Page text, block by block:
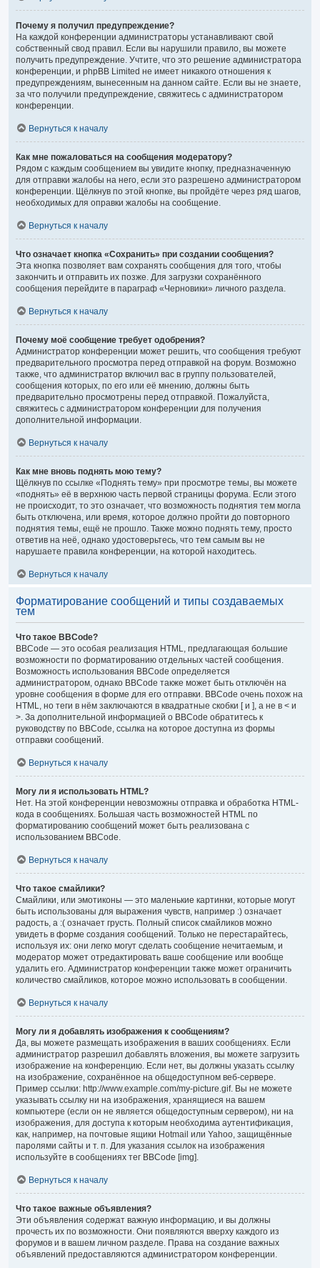
Почему я получил предупреждение?
На каждой конференции администраторы устанавливают свой
собственный свод правил. Если вы нарушили правило, вы можете
получить предупреждение. Учтите, что это решение администратора
конференции, и phpBB Limited не имеет никакого отношения к
предупреждениям, вынесенным на данном сайте. Если вы не знаете,
за что получили предупреждение, свяжитесь с администратором
конференции.
Вернуться к началу
Как мне пожаловаться на сообщения модератору?
Рядом с каждым сообщением вы увидите кнопку, предназначенную
для отправки жалобы на него, если это разрешено администратором
конференции. Щёлкнув по этой кнопке, вы пройдёте через ряд шагов,
необходимых для оправки жалобы на сообщение.
Вернуться к началу
Что означает кнопка «Сохранить» при создании сообщения?
Эта кнопка позволяет вам сохранять сообщения для того, чтобы
закончить и отправить их позже. Для загрузки сохранённого
сообщения перейдите в параграф «Черновики» личного раздела.
Вернуться к началу
Почему моё сообщение требует одобрения?
Администратор конференции может решить, что сообщения требуют
предварительного просмотра перед отправкой на форум. Возможно
также, что администратор включил вас в группу пользователей,
сообщения которых, по его или её мнению, должны быть
предварительно просмотрены перед отправкой. Пожалуйста,
свяжитесь с администратором конференции для получения
дополнительной информации.
Вернуться к началу
Как мне вновь поднять мою тему?
Щёлкнув по ссылке «Поднять тему» при просмотре темы, вы можете
«поднять» её в верхнюю часть первой страницы форума. Если этого
не происходит, то это означает, что возможность поднятия тем могла
быть отключена, или время, которое должно пройти до повторного
поднятия темы, ещё не прошло. Также можно поднять тему, просто
ответив на неё, однако удостоверьтесь, что тем самым вы не
нарушаете правила конференции, на которой находитесь.
Вернуться к началу
Форматирование сообщений и типы создаваемых
тем
Что такое BBCode?
BBCode — это особая реализация HTML, предлагающая большие
возможности по форматированию отдельных частей сообщения.
Возможность использования BBCode определяется
администратором, однако BBCode также может быть отключён на
уровне сообщения в форме для его отправки. BBCode очень похож на
HTML, но теги в нём заключаются в квадратные скобки [ и ], а не в < и
>. За дополнительной информацией о BBCode обратитесь к
руководству по BBCode, ссылка на которое доступна из формы
отправки сообщений.
Вернуться к началу
Могу ли я использовать HTML?
Нет. На этой конференции невозможны отправка и обработка HTML-
кода в сообщениях. Большая часть возможностей HTML по
форматированию сообщений может быть реализована с
использованием BBCode.
Вернуться к началу
Что такое смайлики?
Смайлики, или эмотиконы — это маленькие картинки, которые могут
быть использованы для выражения чувств, например :) означает
радость, а :( означает грусть. Полный список смайликов можно
увидеть в форме создания сообщений. Только не перестарайтесь,
используя их: они легко могут сделать сообщение нечитаемым, и
модератор может отредактировать ваше сообщение или вообще
удалить его. Администратор конференции также может ограничить
количество смайликов, которое можно использовать в сообщении.
Вернуться к началу
Могу ли я добавлять изображения к сообщениям?
Да, вы можете размещать изображения в ваших сообщениях. Если
администратор разрешил добавлять вложения, вы можете загрузить
изображение на конференцию. Если нет, вы должны указать ссылку
на изображение, сохранённое на общедоступном веб-сервере.
Пример ссылки: http://www.example.com/my-picture.gif. Вы не можете
указывать ссылку ни на изображения, хранящиеся на вашем
компьютере (если он не является общедоступным сервером), ни на
изображения, для доступа к которым необходима аутентификация,
как, например, на почтовые ящики Hotmail или Yahoo, защищённые
паролями сайты и т. п. Для указания ссылок на изображения
используйте в сообщениях тег BBCode [img].
Вернуться к началу
Что такое важные объявления?
Эти объявления содержат важную информацию, и вы должны
прочесть их по возможности. Они появляются вверху каждого из
форумов и в вашем личном разделе. Права на создание важных
объявлений предоставляются администратором конференции.